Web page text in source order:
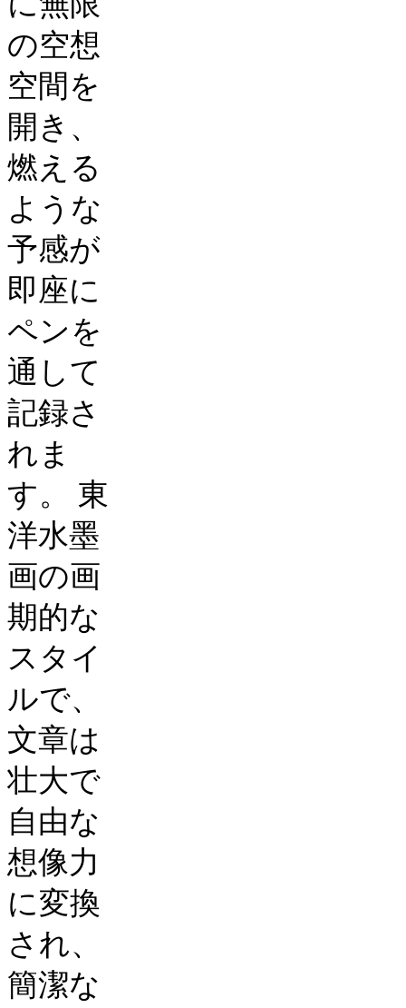
の空想
空間を
開き、
燃える
ような
予感が
即座に
ペンを
通して
記録さ
れま
す。
東
洋水墨
画の画
期的な
スタイ
ルで、
文章は
壮大で
自由な
想像力
に変換
され、
簡潔な